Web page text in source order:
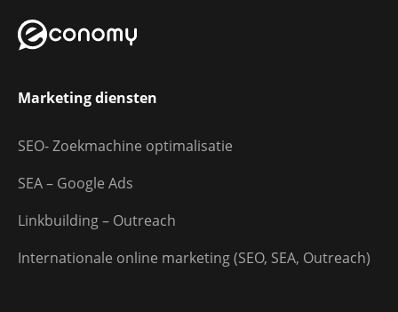
Marketing diensten
SEO- Zoekmachine optimalisatie
SEA – Google Ads
Linkbuilding – Outreach
Internationale online marketing (SEO, SEA, Outreach)